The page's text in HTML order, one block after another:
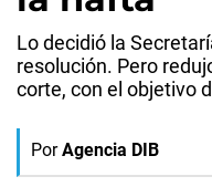
Lo decidió la
resolución. Pero
corte, con el objetivo
Por Agencia DIB